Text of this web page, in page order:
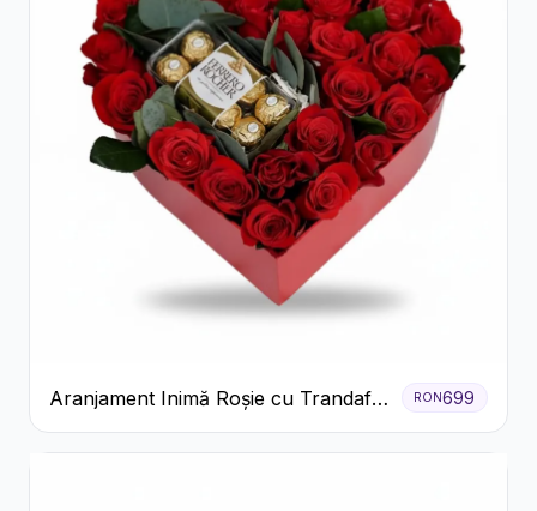
Aranjament Inimă Roșie cu Trandafiri
și Ferrero Rocher Premium
RON699